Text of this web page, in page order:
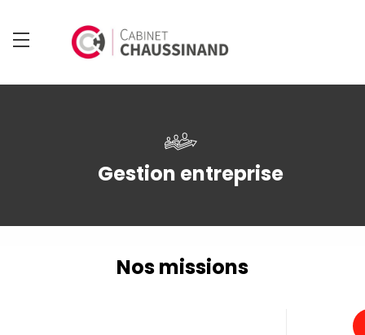
Gestion entreprise
Nos missions